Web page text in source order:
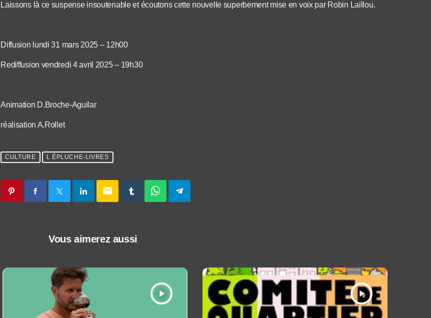
Laissons là ce suspense insoutenable et écoutons cette nouvelle superbement mise en voix par Robin Laillou.
Diffusion lundi 31 mars 2025 – 12h00
Rediffusion vendredi 4 avril 2025 – 19h30
Animation D.Broche-Aguilar
réalisation A.Rollet
CULTURE L ÉPLUCHE-LIVRES
email
Vous aimerez aussi
play_arrow play_arrow